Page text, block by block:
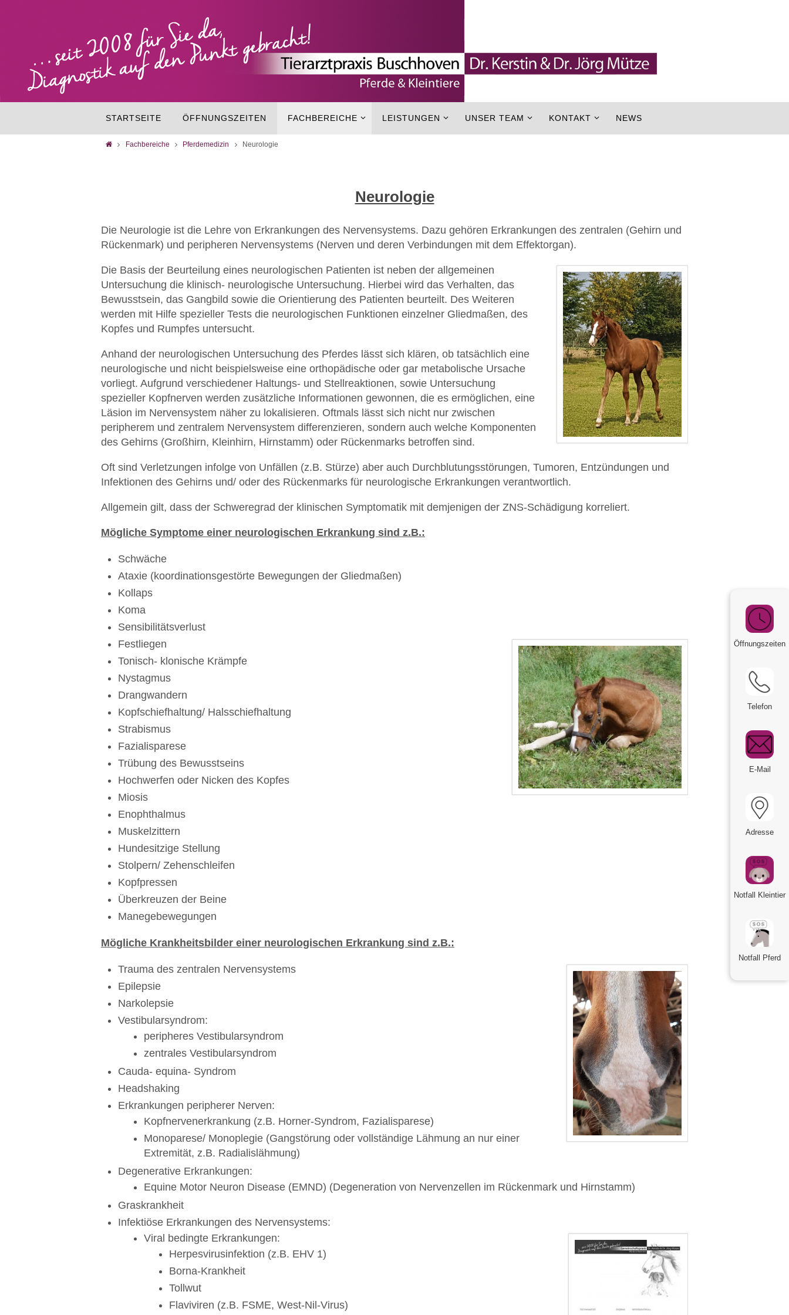
STARTSEITE ÖFFNUNGSZEITEN FACHBEREICHE LEISTUNGEN UNSER TEAM KONTAKT NEWS
Fachbereiche Pferdemedizin Neurologie
Neurologie
Die Neurologie ist die Lehre von Erkrankungen des Nervensystems. Dazu gehören Erkrankungen des zentralen (Gehirn und
Rückenmark) und peripheren Nervensystems (Nerven und deren Verbindungen mit dem Effektorgan).
Die Basis der Beurteilung eines neurologischen Patienten ist neben der allgemeinen
Untersuchung die klinisch- neurologische Untersuchung. Hierbei wird das Verhalten, das
Bewusstsein, das Gangbild sowie die Orientierung des Patienten beurteilt. Des Weiteren
werden mit Hilfe spezieller Tests die neurologischen Funktionen einzelner Gliedmaßen, des
Kopfes und Rumpfes untersucht.
Anhand der neurologischen Untersuchung des Pferdes lässt sich klären, ob tatsächlich eine
neurologische und nicht beispielsweise eine orthopädische oder gar metabolische Ursache
vorliegt. Aufgrund verschiedener Haltungs- und Stellreaktionen, sowie Untersuchung
spezieller Kopfnerven werden zusätzliche Informationen gewonnen, die es ermöglichen, eine
Läsion im Nervensystem näher zu lokalisieren. Oftmals lässt sich nicht nur zwischen
peripherem und zentralem Nervensystem differenzieren, sondern auch welche Komponenten
des Gehirns (Großhirn, Kleinhirn, Hirnstamm) oder Rückenmarks betroffen sind.
Oft sind Verletzungen infolge von Unfällen (z.B. Stürze) aber auch Durchblutungsstörungen, Tumoren, Entzündungen und
Infektionen des Gehirns und/ oder des Rückenmarks für neurologische Erkrankungen verantwortlich.
Allgemein gilt, dass der Schweregrad der klinischen Symptomatik mit demjenigen der ZNS-Schädigung korreliert.
Mögliche Symptome einer neurologischen Erkrankung sind z.B.:
Schwäche
Ataxie (koordinationsgestörte Bewegungen der Gliedmaßen)
Kollaps
Koma
Sensibilitätsverlust
Festliegen
Tonisch- klonische Krämpfe
Nystagmus
Drangwandern
Kopfschiefhaltung/ Halsschiefhaltung
Strabismus
Fazialisparese
Trübung des Bewusstseins
Hochwerfen oder Nicken des Kopfes
Miosis
Enophthalmus
Muskelzittern
Hundesitzige Stellung
Stolpern/ Zehenschleifen
Kopfpressen
Überkreuzen der Beine
Manegebewegungen
Mögliche Krankheitsbilder einer neurologischen Erkrankung sind z.B.:
Trauma des zentralen Nervensystems
Epilepsie
Narkolepsie
Vestibularsyndrom:
peripheres Vestibularsyndrom
zentrales Vestibularsyndrom
Cauda- equina- Syndrom
Headshaking
Erkrankungen peripherer Nerven:
Kopfnervenerkrankung (z.B. Horner-Syndrom, Fazialisparese)
Monoparese/ Monoplegie (Gangstörung oder vollständige Lähmung an nur einer
Extremität, z.B. Radialislähmung)
Degenerative Erkrankungen:
Equine Motor Neuron Disease (EMND) (Degeneration von Nervenzellen im Rückenmark und Hirnstamm)
Graskrankheit
Infektiöse Erkrankungen des Nervensystems:
Viral bedingte Erkrankungen:
Herpesvirusinfektion (z.B. EHV 1)
Borna-Krankheit
Tollwut
Flaviviren (z.B. FSME, West-Nil-Virus)
Öffnungszeiten
Telefon
E-Mail
Adresse
Notfall Kleintier
Notfall Pferd